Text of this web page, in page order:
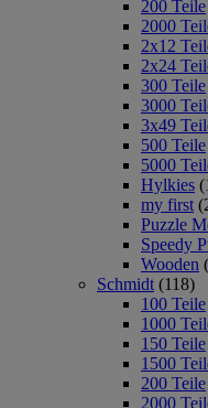
200 Teile
2000
2x12
2x24
300 Teile
3000
3x49
500 Teile
5000
Hylkies
my first
Puzzle
Speedy
Wooden
Schmidt (118)
100 Teile
1000
150 Teile
1500
200 Teile
2000